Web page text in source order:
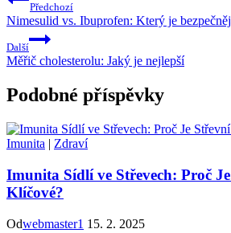
Předchozí
Nimesulid vs. Ibuprofen: Který je
Další
Měřič cholesterolu: Jaký je nejlepší
Podobné příspěvky
Imunita | Zdraví
Imunita Sídlí ve Střevech: Proč
Klíčové?
Odwebmaster1 15. 2. 2025